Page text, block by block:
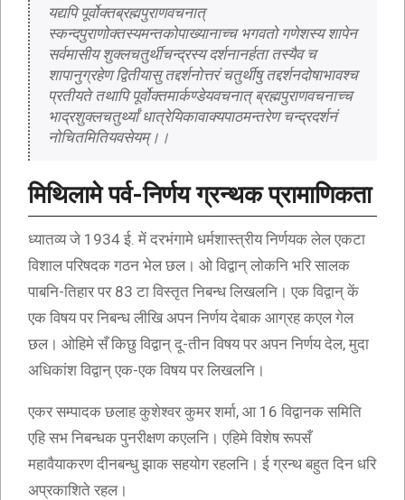
यद्यपि पूर्वोक्तब्रह्मपुराणवचनात्
स्कन्दपुराणोक्तस्यमन्तकोपाख्यानाच्च भगवतो गणेशस्य शापेन
सर्वमासीय शुक्लचतुर्थीचन्द्रस्य दर्शनानर्हता तस्यैव च
शापानुग्रहेण द्वितीयासु तद्दर्शनोत्तरं चतुर्थीषु तद्दर्शनदोषाभावश्च
प्रतीयते तथापि पूर्वोक्तमार्कण्डेयवचनात् ब्रह्मपुराणवचनाच्च
भाद्रशुक्लचतुर्थ्यां धात्रेयिकावाक्यपाठमन्तरेण चन्द्रदर्शनं
नोचितमितियवसेयम्।।
मिथिलामे पर्व-निर्णय ग्रन्थक प्रामाणिकता
ध्यातव्य जे 1934 ई. में दरभंगामे धर्मशास्त्रीय निर्णयक लेल एकटा
विशाल परिषदक गठन भेल छल। ओ विद्वान् लोकनि भरि सालक
पाबनि-तिहार पर 83 टा विस्तृत निबन्ध लिखलनि। एक विद्वान् कें
एक विषय पर निबन्ध लीखि अपन निर्णय देबाक आग्रह कएल गेल
छल। ओहिमे सँ किछु विद्वान् दू-तीन विषय पर अपन निर्णय देल, मुदा
अधिकांश विद्वान् एक-एक विषय पर लिखलनि।
एकर सम्पादक छलाह कुशेश्वर कुमर शर्मा, आ 16 विद्वानक समिति
एहि सभ निबन्धक पुनरीक्षण कएलनि। एहिमे विशेष रूपसँ
महावैयाकरण दीनबन्धु झाक सहयोग रहलनि। ई ग्रन्थ बहुत दिन धरि
अप्रकाशिते रहल।